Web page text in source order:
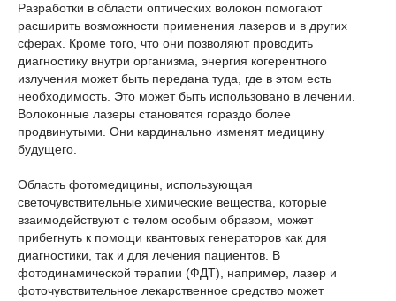
Разработки в области оптических волокон помогают
расширить возможности применения лазеров и в других
сферах. Кроме того, что они позволяют проводить
диагностику внутри организма, энергия когерентного
излучения может быть передана туда, где в этом есть
необходимость. Это может быть использовано в лечении.
Волоконные лазеры становятся гораздо более
продвинутыми. Они кардинально изменят медицину
будущего.
Область фотомедицины, использующая
светочувствительные химические вещества, которые
взаимодействуют с телом особым образом, может
прибегнуть к помощи квантовых генераторов как для
диагностики, так и для лечения пациентов. В
фотодинамической терапии (ФДТ), например, лазер и
фоточувствительное лекарственное средство может